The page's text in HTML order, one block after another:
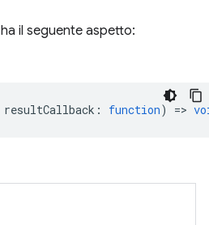
ha il seguente aspetto:
resultCallback : function) =>